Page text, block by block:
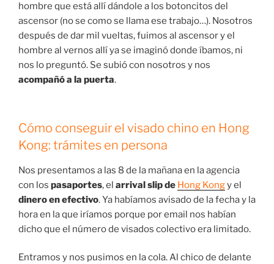
hombre que está allí dándole a los botoncitos del
ascensor (no se como se llama ese trabajo…). Nosotros
después de dar mil vueltas, fuimos al ascensor y el
hombre al vernos allí ya se imaginó donde íbamos, ni
nos lo preguntó. Se subió con nosotros y nos
acompañó a la puerta.
Cómo conseguir el visado chino en Hong
Kong: trámites en persona
Nos presentamos a las 8 de la mañana en la agencia
con los pasaportes, el arrival slip de Hong Kongy el
dinero en efectivo. Ya habíamos avisado de la fecha y la
hora en la que iríamos porque por email nos habían
dicho que el número de visados colectivo era limitado.
Entramos y nos pusimos en la cola. Al chico de delante